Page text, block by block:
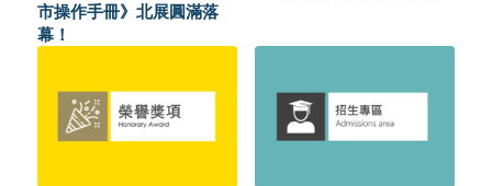
市操作手冊》北展圓滿落
幕！